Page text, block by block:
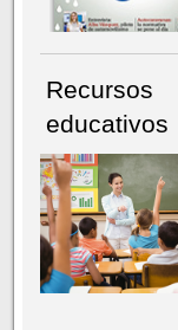
Recursos
educativos